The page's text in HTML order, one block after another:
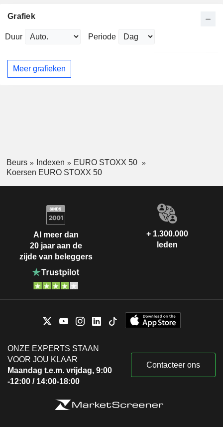
Grafiek
Duur Periode
Meer grafieken
Beurs Indexen
EURO STOXX 50
Koersen EURO STOXX 50
Al meer dan
20 jaar aan de
zijde van beleggers
+ 1.300.000
leden
ONZE EXPERTS STAAN
VOOR JOU KLAAR
Maandag t.e.m. vrijdag, 9:00
-12:00 / 14:00-18:00
Contacteer ons